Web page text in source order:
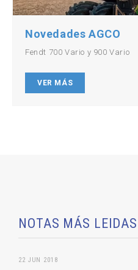
Novedades AGCO
Fendt 700 Vario y 900 Vario
VER MÁS
NOTAS MÁS LEIDAS
22 JUN 2018